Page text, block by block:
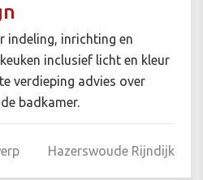
indeling, inrichting en
inclusief licht en kleur
verdieping advies over
badkamer.
Hazerswoude Rijndijk